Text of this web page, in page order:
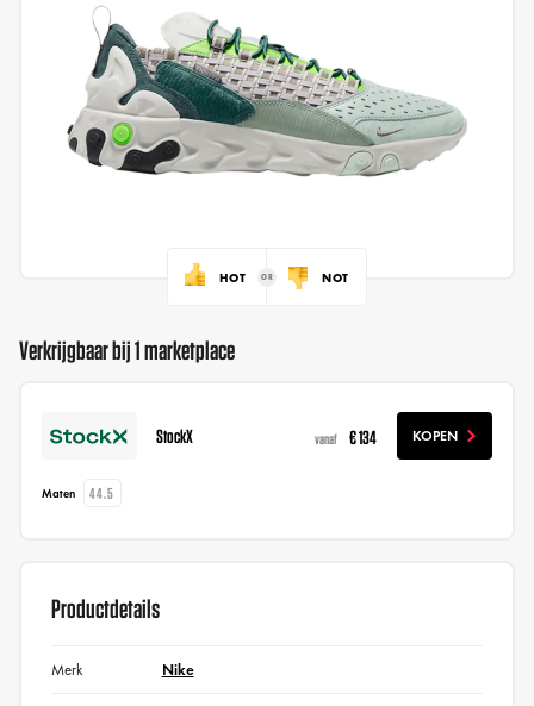
HOT NOT
Verkrijgbaar bij 1 marketplace
StockX vanaf € 134 KOPEN
Maten 44.5
Productdetails
Merk Nike